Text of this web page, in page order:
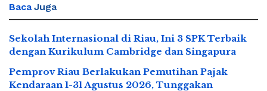
Baca Juga
Sekolah Internasional di Riau, Ini 3 SPK Terbaik
dengan Kurikulum Cambridge dan Singapura
Pemprov Riau Berlakukan Pemutihan Pajak
Kendaraan 1-31 Agustus 2026, Tunggakan